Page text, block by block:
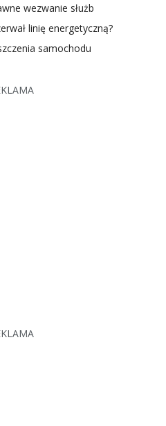
wezwanie służb
linię energetyczną?
samochodu